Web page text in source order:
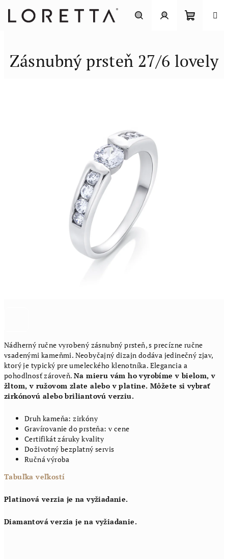
obsah
košík
Nádherný ručne vyrobený zásnubný prsteň, s precízne ručne
vsadenými kameňmi. Neobyčajný dizajn dodáva jedinečný zjav,
ktorý je typický pre umeleckého klenotníka. Elegancia a
pohodlnosť zároveň. Na mieru vám ho vyrobíme v bielom, v
žltom, v ružovom zlate alebo v platine. Môžete si vybrať
zirkónovú alebo briliantovú verziu.
Druh kameňa: zirkóny
Gravírovanie do prsteňa: v cene
Certifikát záruky kvality
Doživotný bezplatný servis
Ručná výroba
Tabuľka veľkostí
Platinová verzia je na vyžiadanie.
Diamantová verzia je na vyžiadanie.
Zásnubný prsteň 27/6 lovely